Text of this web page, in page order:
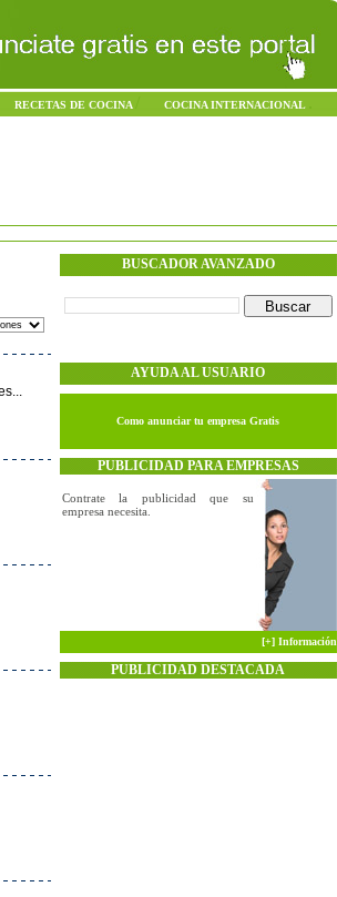
RECETAS DE COCINA COCINA INTERNACIONAL
BUSCADOR AVANZADO
AYUDA AL USUARIO
Como anunciar tu empresa Gratis
PUBLICIDAD PARA EMPRESAS
Contrate la publicidad que su
empresa necesita.
[+] Información
PUBLICIDAD DESTACADA